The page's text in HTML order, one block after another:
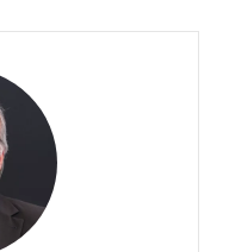
Téléphone: